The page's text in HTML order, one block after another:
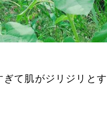
て肌がジリジリと